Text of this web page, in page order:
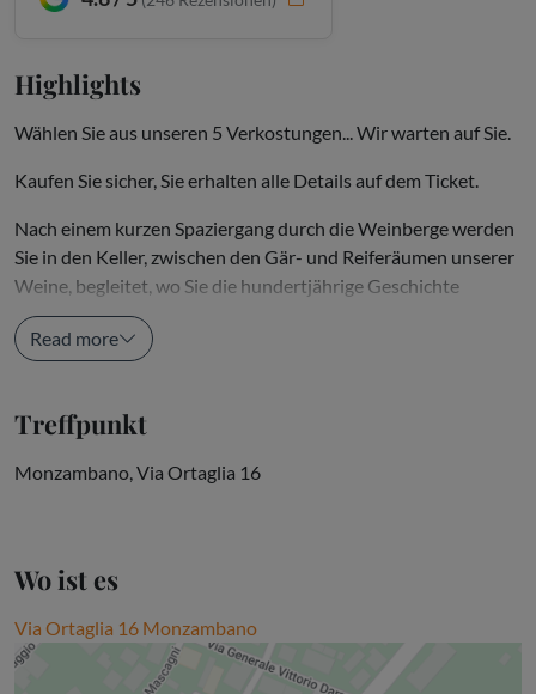
Highlights
Wählen Sie aus unseren 5 Verkostungen... Wir warten auf Sie.
Kaufen Sie sicher, Sie erhalten alle Details auf dem Ticket.
Nach einem kurzen Spaziergang durch die Weinberge werden
Sie in den Keller, zwischen den Gär- und Reiferäumen unserer
Weine, begleitet, wo Sie die hundertjährige Geschichte
unserer Familie und ihre Beziehung zu einem...
Read more
Treffpunkt
Monzambano, Via Ortaglia 16
Wo ist es
Via Ortaglia 16 Monzambano